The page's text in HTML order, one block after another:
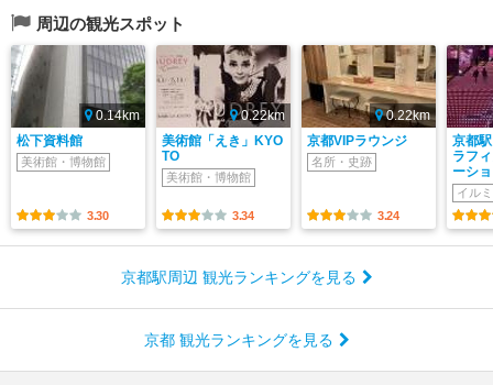
周辺の観光スポット
0.14km
松下資料館
美術館・博物館
3.30
0.22km
美術館「えき」KYO
TO
美術館・博物館
3.34
0.22km
京都VIPラウンジ
名所・史跡
3.24
京都
ラフ
ーシ
イル
京都駅周辺 観光ランキングを見る
京都 観光ランキングを見る